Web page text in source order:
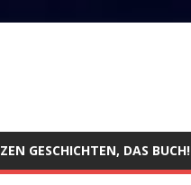
ZEN GESCHICHTEN, DAS BUCH!